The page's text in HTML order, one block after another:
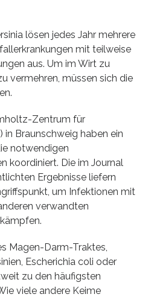
lösen jedes Jahr mehrere
mit teilweise
aus. Um im Wirt zu
vermehren, müssen sich die
Zentrum für
Braunschweig haben ein
notwendigen
koordiniert. Die im Journal
Ergebnisse liefern
um Infektionen mit
verwandten
Magen-Darm-Traktes,
Escherichia coli oder
zu den häufigsten
viele andere Keime